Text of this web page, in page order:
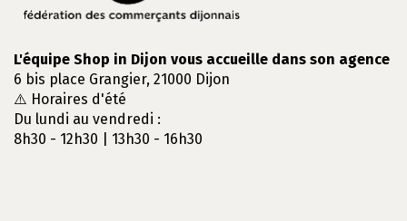
L'équipe Shop in Dijon vous accueille dans son agence
6 bis place Grangier, 21000 Dijon
⚠️ Horaires d'été
Du lundi au vendredi :
8h30 - 12h30 | 13h30 - 16h30